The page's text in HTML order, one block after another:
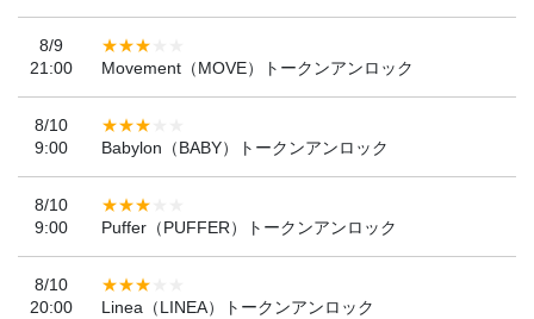
8/9
21:00
Movement（MOVE）トークンアンロック
8/10
9:00
Babylon（BABY）トークンアンロック
8/10
9:00
Puffer（PUFFER）トークンアンロック
8/10
20:00
Linea（LINEA）トークンアンロック